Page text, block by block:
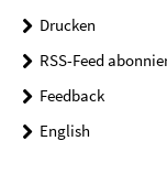
Drucken
RSS-Feed
Feedback
English